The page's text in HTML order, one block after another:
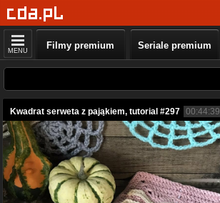
MENU Filmy premium Seriale premium
Kwadrat serweta z pająkiem, tutorial #297 00:44:39